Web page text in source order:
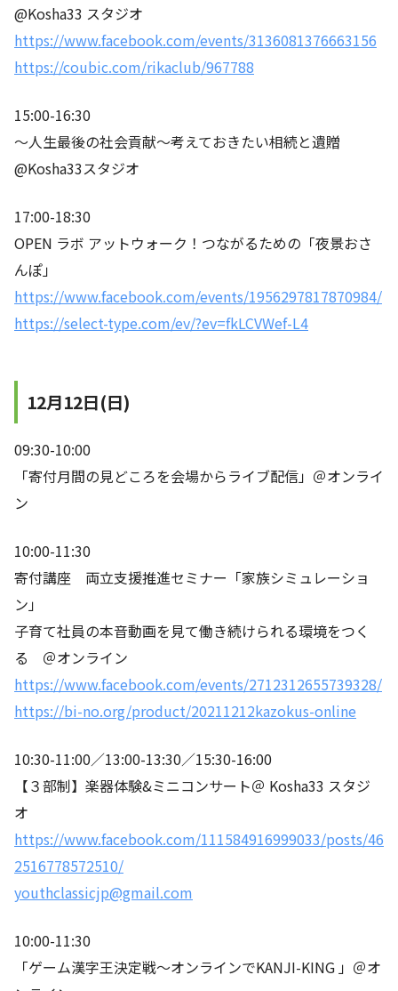
@Kosha33 スタジオ
https://www.facebook.com/events/3136081376663156
https://coubic.com/rikaclub/967788
15:00-16:30
〜人生最後の社会貢献〜考えておきたい相続と遺贈
@Kosha33スタジオ
17:00-18:30
OPEN ラボ アットウォーク！つながるための「夜景おさ
んぽ」
https://www.facebook.com/events/1956297817870984/
https://select-type.com/ev/?ev=fkLCVWef-L4
12月12日(日)
09:30-10:00
「寄付月間の見どころを会場からライブ配信」＠オンライ
ン
10:00-11:30
寄付講座 両立支援推進セミナー「家族シミュレーショ
ン」
子育て社員の本音動画を見て働き続けられる環境をつく
る ＠オンライン
https://www.facebook.com/events/2712312655739328/
https://bi-no.org/product/20211212kazokus-online
10:30-11:00／13:00-13:30／15:30-16:00
【３部制】楽器体験&ミニコンサート＠ Kosha33 スタジ
オ
https://www.facebook.com/111584916999033/posts/46
2516778572510/
youthclassicjp@gmail.com
10:00-11:30
「ゲーム漢字王決定戦～オンラインでKANJI-KING 」＠オ